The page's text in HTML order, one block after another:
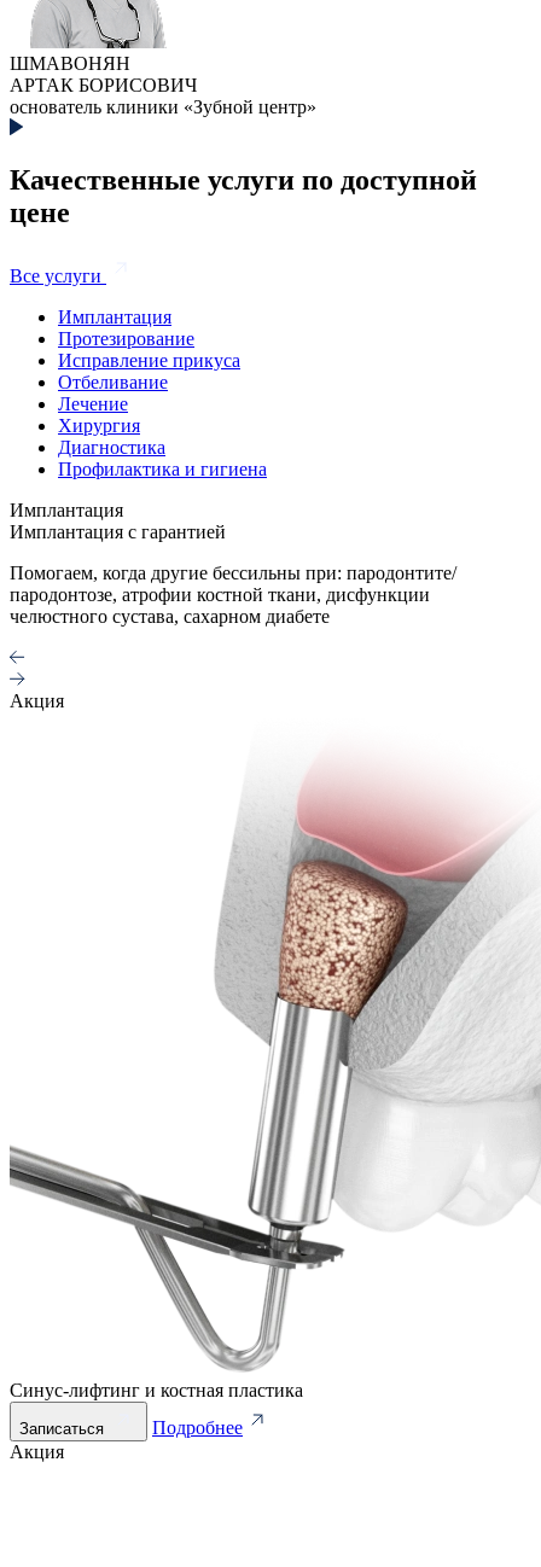
ШМАВОНЯН
АРТАК БОРИСОВИЧ
основатель клиники «Зубной центр»
Качественные услуги по доступной
цене
Все услуги
Имплантация
Протезирование
Исправление прикуса
Отбеливание
Лечение
Хирургия
Диагностика
Профилактика и гигиена
Имплантация
Имплантация с гарантией
Помогаем, когда другие бессильны при: пародонтите/
пародонтозе, атрофии костной ткани, дисфункции
челюстного сустава, сахарном диабете
Акция
Синус-лифтинг и костная пластика
Записаться
Подробнее
Акция